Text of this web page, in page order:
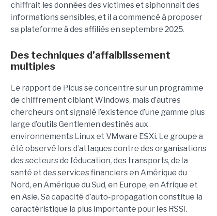
chiffrait les données des victimes et siphonnait des
informations sensibles, et il a commencé à proposer
sa plateforme à des affiliés en septembre 2025.
Des techniques d’affaiblissement
multiples
Le rapport de Picus se concentre sur un programme
de chiffrement ciblant Windows, mais d’autres
chercheurs ont signalé l’existence d’une gamme plus
large d’outils Gentlemen destinés aux
environnements Linux et VMware ESXi. Le groupe a
été observé lors d’attaques contre des organisations
des secteurs de l’éducation, des transports, de la
santé et des services financiers en Amérique du
Nord, en Amérique du Sud, en Europe, en Afrique et
en Asie. Sa capacité d’auto-propagation constitue la
caractéristique la plus importante pour les RSSI.